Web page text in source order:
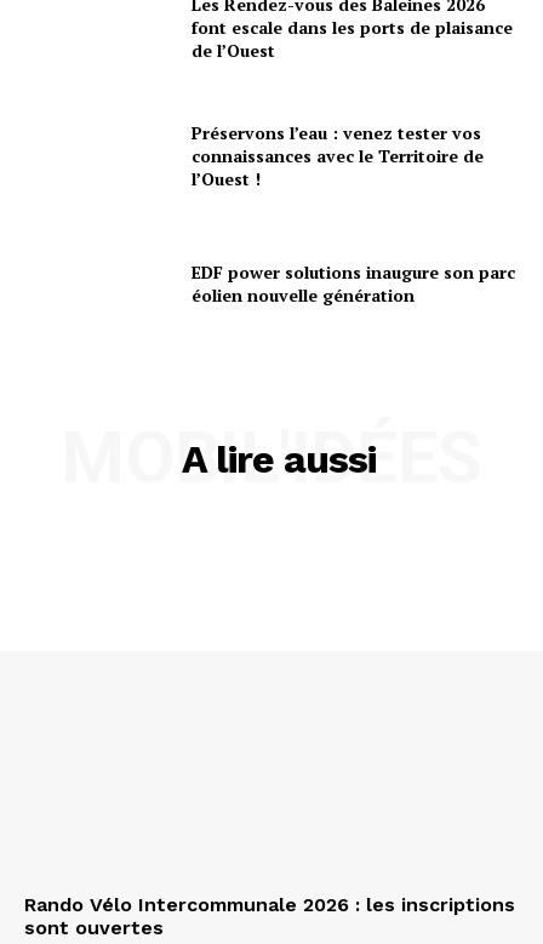
font escale dans les ports de plaisance
de l’Ouest
Préservons l’eau : venez tester vos
connaissances avec le Territoire de
l’Ouest !
EDF power solutions inaugure son parc
éolien nouvelle génération
A lire aussi
MOBIL'IDÉES
Rando Vélo Intercommunale 2026 : les inscriptions
sont ouvertes